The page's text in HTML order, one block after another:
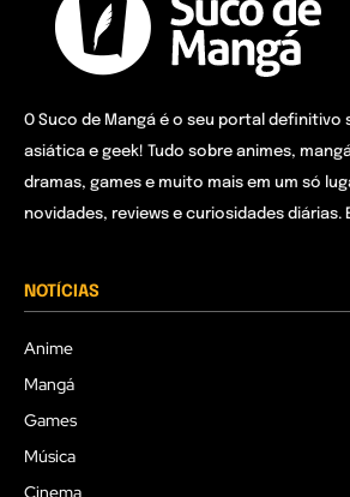
O Suco de Mangá é o seu portal definitivo
asiática e geek! Tudo sobre animes,
dramas, games e muito mais em um só
novidades, reviews e curiosidades diárias.
NOTÍCIAS
Anime
Mangá
Games
Música
Cinema